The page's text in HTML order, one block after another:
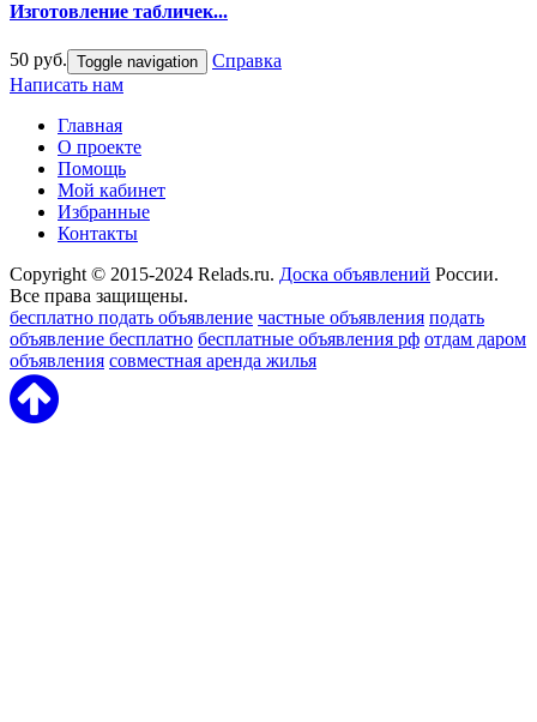
Изготовление табличек...
50 руб. Toggle navigation
Справка
Написать нам
Главная
О проекте
Помощь
Мой кабинет
Избранные
Контакты
Copyright © 2015-2024 Relads.ru. Доска объявлений России.
Все права защищены.
бесплатно подать объявление частные объявления подать
объявление бесплатно бесплатные объявления рф отдам даром
объявления совместная аренда жилья